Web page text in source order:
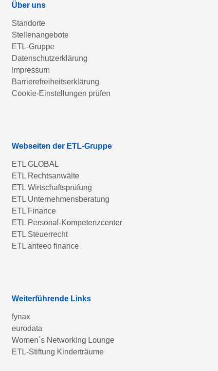
Über uns
Standorte
Stellenangebote
ETL-Gruppe
Datenschutzerklärung
Impressum
Barrierefreiheitserklärung
Cookie-Einstellungen prüfen
Webseiten der ETL-Gruppe
ETL GLOBAL
ETL Rechtsanwälte
ETL Wirtschaftsprüfung
ETL Unternehmensberatung
ETL Finance
ETL Personal-Kompetenzcenter
ETL Steuerrecht
ETL anteeo finance
Weiterführende Links
fynax
eurodata
Women´s Networking Lounge
ETL-Stiftung Kinderträume